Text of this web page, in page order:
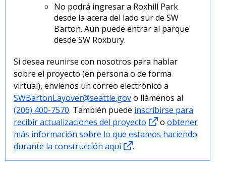
No podrá ingresar a Roxhill Park
desde la acera del lado sur de SW
Barton. Aún puede entrar al parque
desde SW Roxbury.
Si desea reunirse con nosotros para hablar
sobre el proyecto (en persona o de forma
virtual), envíenos un correo electrónico a
SWBartonLayover@seattle.govo llámenos al
(206) 400-7570. También puede inscribirse para
recibir actualizaciones del proyecto
o obtener
más información sobre lo que estamos haciendo
durante la construcción aquí
.